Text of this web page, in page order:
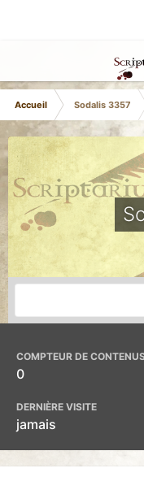
Accueil Sodalis 3357
COMPTEUR DE
0
DERNIÈRE VISITE
jamais